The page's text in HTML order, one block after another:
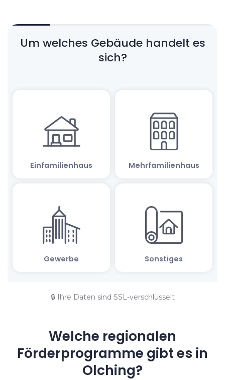
🔒 Ihre Daten sind SSL-verschlüsselt
Welche regionalen
Förderprogramme gibt es in
Olching?